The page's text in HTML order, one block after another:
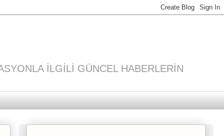
İLGİLİ GÜNCEL HABERLERİN